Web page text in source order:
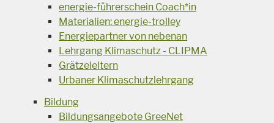
energie-führerschein Coach*in
Materialien: energie-trolley
Energiepartner von nebenan
Lehrgang Klimaschutz - CLIPMA
Grätzeleltern
Urbaner Klimaschutzlehrgang
Bildung
Bildungsangebote GreeNet